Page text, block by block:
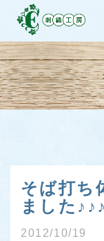
そば打ち
ました♪♪♪
2012/10/19